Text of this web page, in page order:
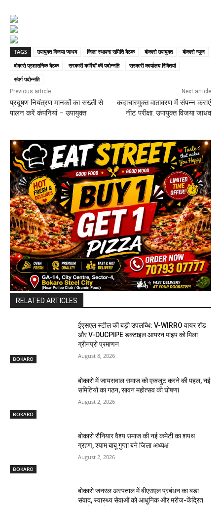
TAGS उपायुक्त विजया जाधव जिला स्थापना समिति बैठक बोकारो उपायुक्त
बोकारो न्यूज
बोकारो प्रशासनिक बैठक
सरकारी कर्मियों की पदोन्नति
सरकारी कार्यालय रिक्तियां
संवर्ग पदोन्नति
Previous article
प्रदूषण नियंत्रण मानकों का सख्ती से
पालन करें कंपनियां – उपायुक्त
Next article
कदाचारमुक्त वातावरण में संपन्न कराएं
नीट परीक्षा: उपायुक्त विजया जाधव
RELATED ARTICLES
BOKARO
ईएसएल स्टील की बड़ी उपलब्धि: V-WIRRO वायर रॉड
और V-DUCPIPE डक्टाइल आयरन पाइप को मिला
ग्रीनप्रो प्रमाणन
August 8, 2026
BOKARO
बोकारो में जायसवाल समाज को एकजुट करने की पहल, नई
समितियों का गठन, सावन महोत्सव की घोषणा
August 2, 2026
BOKARO
बोकारो रौनियार वैश्य समाज की नई कमेटी का शपथ
ग्रहण, श्याम बाबू गुप्ता बने जिला अध्यक्ष
August 2, 2026
बोकारो जनरल अस्पताल में बीएसएल प्रबंधन का बड़ा
संवाद, स्वास्थ्य सेवाओं को आधुनिक और मरीज-केंद्रित